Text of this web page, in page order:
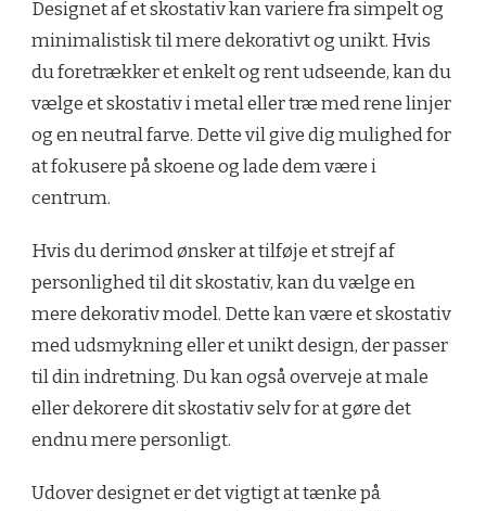
Designet af et skostativ kan variere fra simpelt og
minimalistisk til mere dekorativt og unikt. Hvis
du foretrækker et enkelt og rent udseende, kan du
vælge et skostativ i metal eller træ med rene linjer
og en neutral farve. Dette vil give dig mulighed for
at fokusere på skoene og lade dem være i
centrum.
Hvis du derimod ønsker at tilføje et strejf af
personlighed til dit skostativ, kan du vælge en
mere dekorativ model. Dette kan være et skostativ
med udsmykning eller et unikt design, der passer
til din indretning. Du kan også overveje at male
eller dekorere dit skostativ selv for at gøre det
endnu mere personligt.
Udover designet er det vigtigt at tænke på